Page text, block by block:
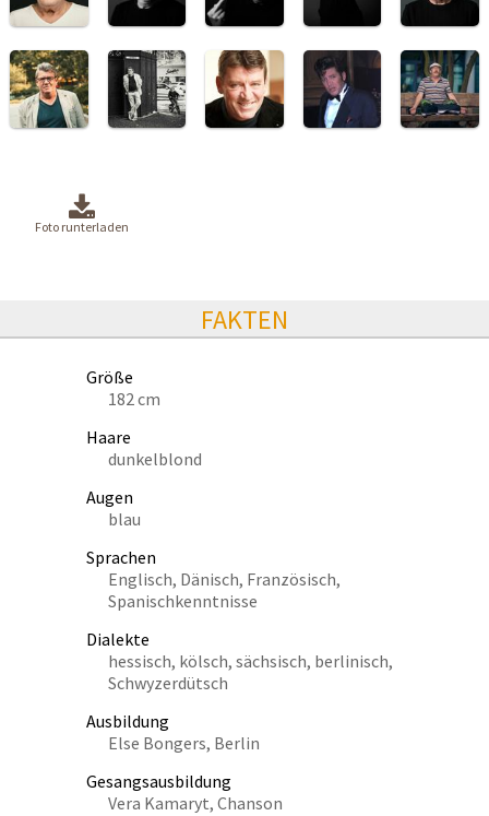
Foto runterladen
FAKTEN
Größe
182 cm
Haare
dunkelblond
Augen
blau
Sprachen
Englisch, Dänisch, Französisch,
Spanischkenntnisse
Dialekte
hessisch, kölsch, sächsisch, berlinisch,
Schwyzerdütsch
Ausbildung
Else Bongers, Berlin
Gesangsausbildung
Vera Kamaryt, Chanson